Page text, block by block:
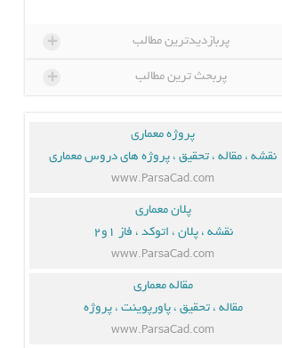
پربازدیدترین مطالب +
پربحث ترین مطالب +
پروژه معماری
نقشه ، مقاله ، تحقیق ، پروژه های دروس معماری
www.ParsaCad.com
پلان معماری
نقشه ، پلان ، اتوکد ، فاز ۱و۲
www.ParsaCad.com
مقاله معماری
مقاله ، تحقیق ، پاورپوینت ، پروژه
www.ParsaCad.com